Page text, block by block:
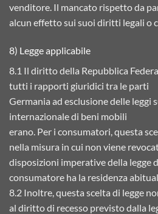
venditore. Il mancato rispetto da
alcun effetto sui suoi diritti legali o
8) Legge applicabile
8.1 Il diritto della Repubblica
tutti i rapporti giuridici tra le parti
Germania ad esclusione delle leggi
internazionale di beni mobili
erano. Per i consumatori, questa
nella misura in cui non viene
disposizioni imperative della legge
consumatore ha la residenza
8.2 Inoltre, questa scelta di legge
al diritto di recesso previsto dalla